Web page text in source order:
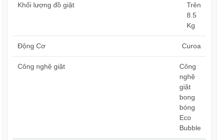
Khối lượng đồ giặt
Trên
8.5
Kg
Động Cơ Curoa
Công nghệ giặt
Công
nghệ
giặt
bong
bóng
Eco
Bubble